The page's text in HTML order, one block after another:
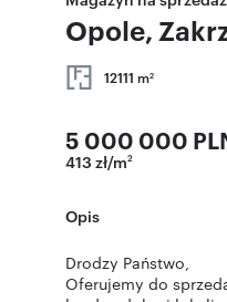
Opole,
12111 m2
5 000 000
413 zł/m2
Opis
Drodzy Państwo,
Oferujemy do